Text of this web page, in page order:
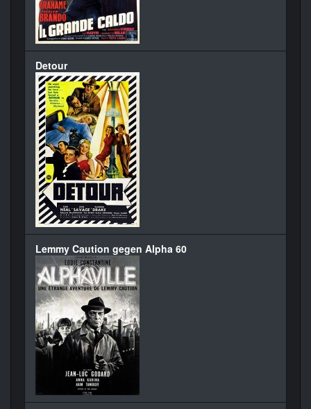
Detour
Lemmy Caution gegen Alpha 60